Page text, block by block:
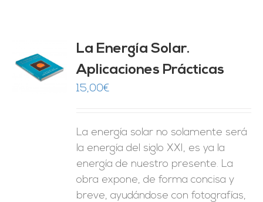
La Energía Solar.
Aplicaciones Prácticas
15,00€
La energía solar no solamente será
la energía del siglo XXI, es ya la
energía de nuestro presente. La
obra expone, de forma concisa y
breve, ayudándose con fotografías,